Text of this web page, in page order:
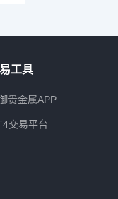
工具
贵金属APP
交易平台